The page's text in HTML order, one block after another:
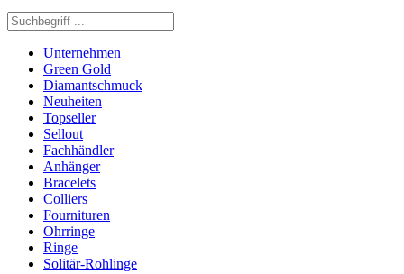
Unternehmen
Green Gold
Diamantschmuck
Neuheiten
Topseller
Sellout
Fachhändler
Anhänger
Bracelets
Colliers
Fournituren
Ohrringe
Ringe
Solitär-Rohlinge